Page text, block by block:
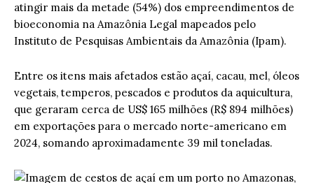
atingir mais da metade (54%) dos empreendimentos de
bioeconomia na Amazônia Legal mapeados pelo
Instituto de Pesquisas Ambientais da Amazônia (Ipam).
Entre os itens mais afetados estão açaí, cacau, mel, óleos
vegetais, temperos, pescados e produtos da aquicultura,
que geraram cerca de US$ 165 milhões (R$ 894 milhões)
em exportações para o mercado norte-americano em
2024, somando aproximadamente 39 mil toneladas.